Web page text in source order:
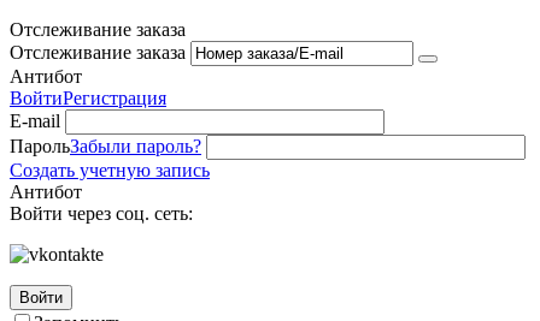
Отслеживание заказа
Отслеживание заказа
Антибот
ВойтиРегистрация
E-mail
ПарольЗабыли пароль?
Создать учетную запись
Антибот
Войти через соц. сеть:
Войти